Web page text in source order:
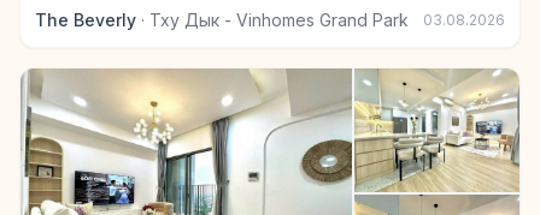
The Beverly · Тху Дык - Vinhomes Grand Park 03.08.2026